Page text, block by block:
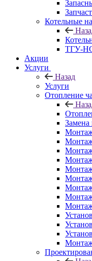
Котельные
ТГУ-
Акции
Услуги
Назад
Услуги
Отопление
Замена
Монтаж
Монтаж
Монтаж